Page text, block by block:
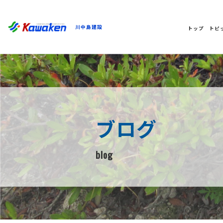
川中島建設 トップ トピ
ブログ
blog